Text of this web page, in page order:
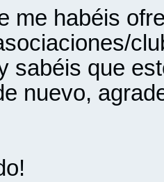
me habéis
sabéis que
nuevo,